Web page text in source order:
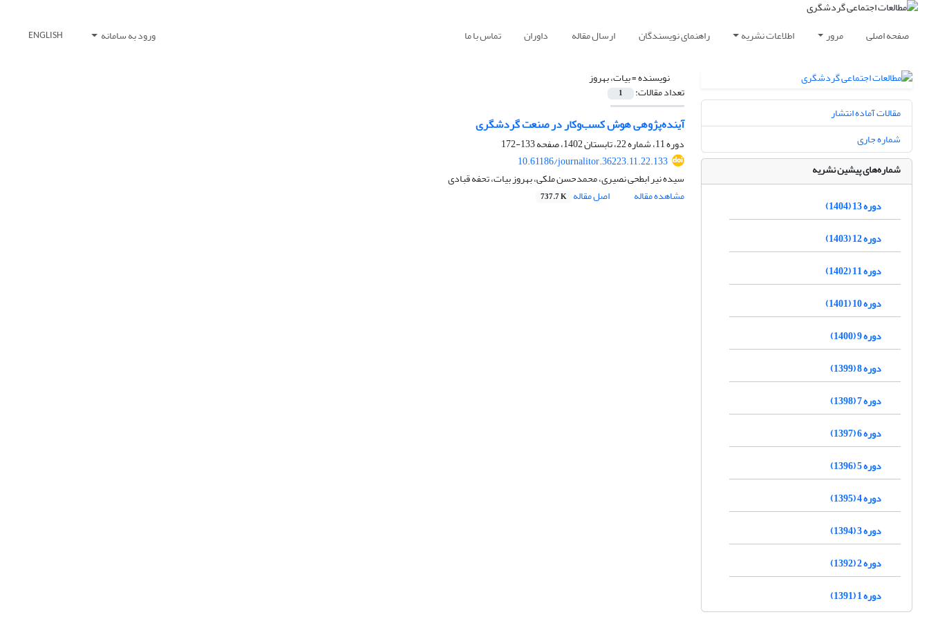
صفحه اصلی مرور اطلاعات نشریه راهنمای نویسندگان ارسال مقاله داوران تماس با ما ورود به سامانه ENGLISH
نویسنده =بیات، بهروز
تعداد مقالات: 1
آینده‌پژوهی هوش کسب‌و‌کار در صنعت گردشگری
دوره 11، شماره 22، تابستان 1402، صفحه
133-172
10.61186/journalitor.36223.11.22.133
سیده نیر ابطحی نصیری، محمدحسن ملکی، بهروز بیات، تحفه قبادی
مشاهده مقاله
اصل مقاله 737.7 K
مقالات آماده انتشار
شماره جاری
شماره‌های پیشین نشریه
دوره 13 (1404)
دوره 12 (1403)
دوره 11 (1402)
دوره 10 (1401)
دوره 9 (1400)
دوره 8 (1399)
دوره 7 (1398)
دوره 6 (1397)
دوره 5 (1396)
دوره 4 (1395)
دوره 3 (1394)
دوره 2 (1392)
دوره 1 (1391)